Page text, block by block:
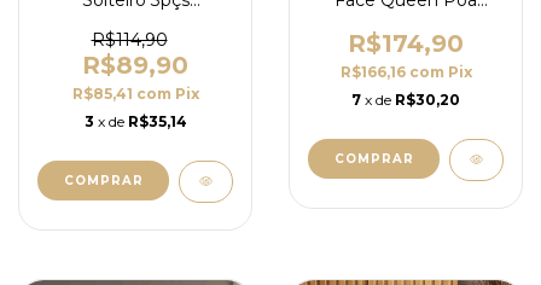
Algodão
R$114,90
R$89,90
R$85,41 com Pix
3 x de R$35,14
COMPRAR
R$174,90
R$166,16 com Pix
7 x de R$30,20
COMPRAR